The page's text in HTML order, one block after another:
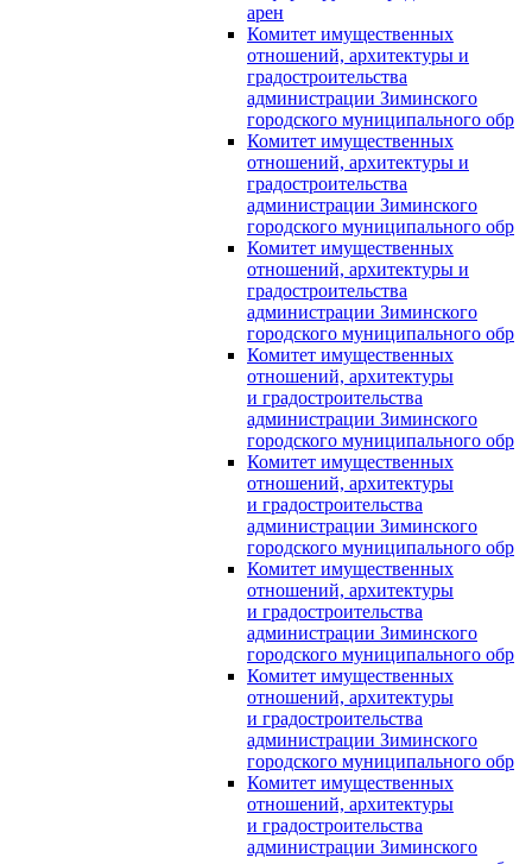
арен
Комитет имущественных
отношений, архитектуры и
градостроительства
администрации Зиминского
городского муниципального обр
Комитет имущественных
отношений, архитектуры и
градостроительства
администрации Зиминского
городского муниципального обр
Комитет имущественных
отношений, архитектуры и
градостроительства
администрации Зиминского
городского муниципального обр
Комитет имущественных
отношений, архитектуры
и градостроительства
администрации Зиминского
городского муниципального обр
Комитет имущественных
отношений, архитектуры
и градостроительства
администрации Зиминского
городского муниципального обр
Комитет имущественных
отношений, архитектуры
и градостроительства
администрации Зиминского
городского муниципального обр
Комитет имущественных
отношений, архитектуры
и градостроительства
администрации Зиминского
городского муниципального обр
Комитет имущественных
отношений, архитектуры
и градостроительства
администрации Зиминского